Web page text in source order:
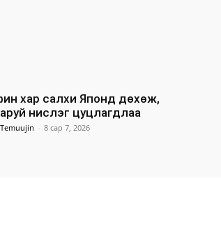
хар салхи Японд дөхөж,
нислэг цуцлагдлаа
- 8 сар 7, 2026